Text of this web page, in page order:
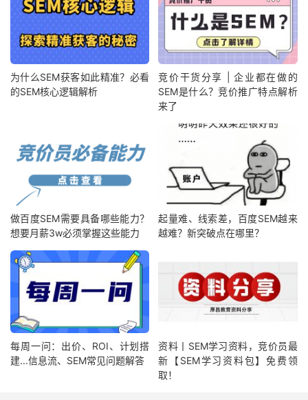
为什么SEM获客如此精准？必看
的SEM核心逻辑解析
竞价干货分享 | 企业都在做的
SEM是什么？竞价推广特点解析
来了
做百度SEM需要具备哪些能力？
想要月薪3w必须掌握这些能力
起量难、线索差，百度SEM越来
越难？新突破点在哪里？
每周一问：出价、ROI、计划搭
建...信息流、SEM常见问题解答
资料丨SEM学习资料，竞价员最
新【SEM学习资料包】免费领
取！